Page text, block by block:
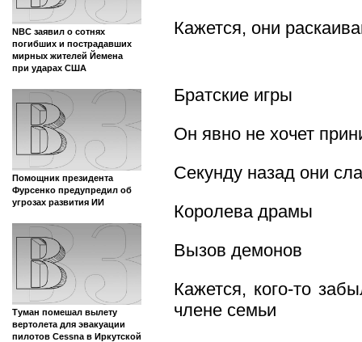
NBC заявил о сотнях
погибших и пострадавших
мирных жителей Йемена
при ударах США
Помощник президента
Фурсенко предупредил об
угрозах развития ИИ
Туман помешал вылету
вертолета для эвакуации
пилотов Cessna в Иркутской
Кажется, они
Братские игры
Он явно не хочет
Секунду назад они
Королева драмы
Вызов демонов
Кажется, кого-то
члене семьи